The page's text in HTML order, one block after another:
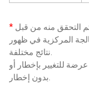
*
المركزية في ظهور
للتغيير بإخطار أو